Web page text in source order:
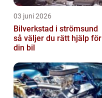
03 juni 2026
Bilverkstad i strömsund
så väljer du rätt hjälp för
din bil